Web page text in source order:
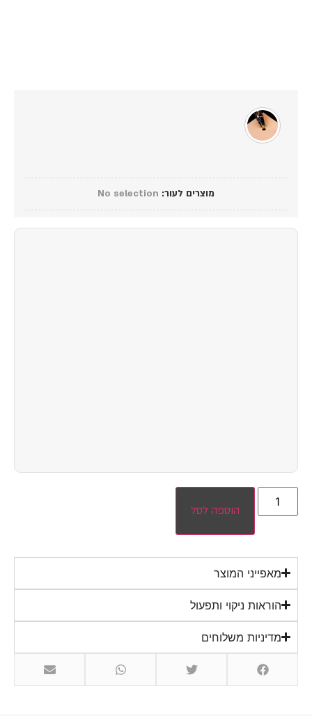
מוצרים לעור:
No selection
הוספה לסל
מאפייני המוצר
הוראות ניקוי ותפעול
מדיניות משלוחים